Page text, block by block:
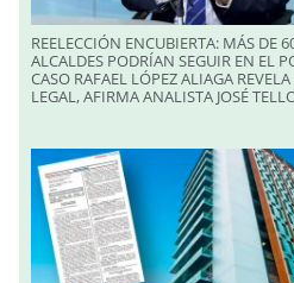
REELECCIÓN ENCUBIERTA: MÁS DE
ALCALDES PODRÍAN SEGUIR EN EL
CASO RAFAEL LÓPEZ ALIAGA
LEGAL, AFIRMA ANALISTA JOSÉ